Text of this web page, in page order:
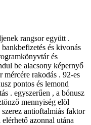
rangsor együtt .
és kivonás
és
be alacsony képernyő
mércére rakodás . 92-es
pontos és lemond
. egyszerűen , a bónusz
mennyiség elöl
antioftalmiás faktor
azonnal utána